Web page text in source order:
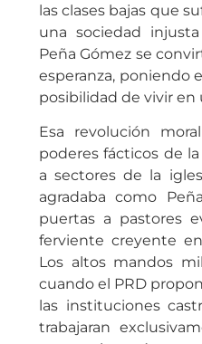
las clases bajas que
una sociedad
Peña Gómez se
esperanza, poniendo
posibilidad de vivir en
Esa revolución
poderes fácticos de
a sectores de la
agradaba como
puertas a pastores
ferviente creyente
Los altos mandos
cuando el PRD
las instituciones
trabajaran